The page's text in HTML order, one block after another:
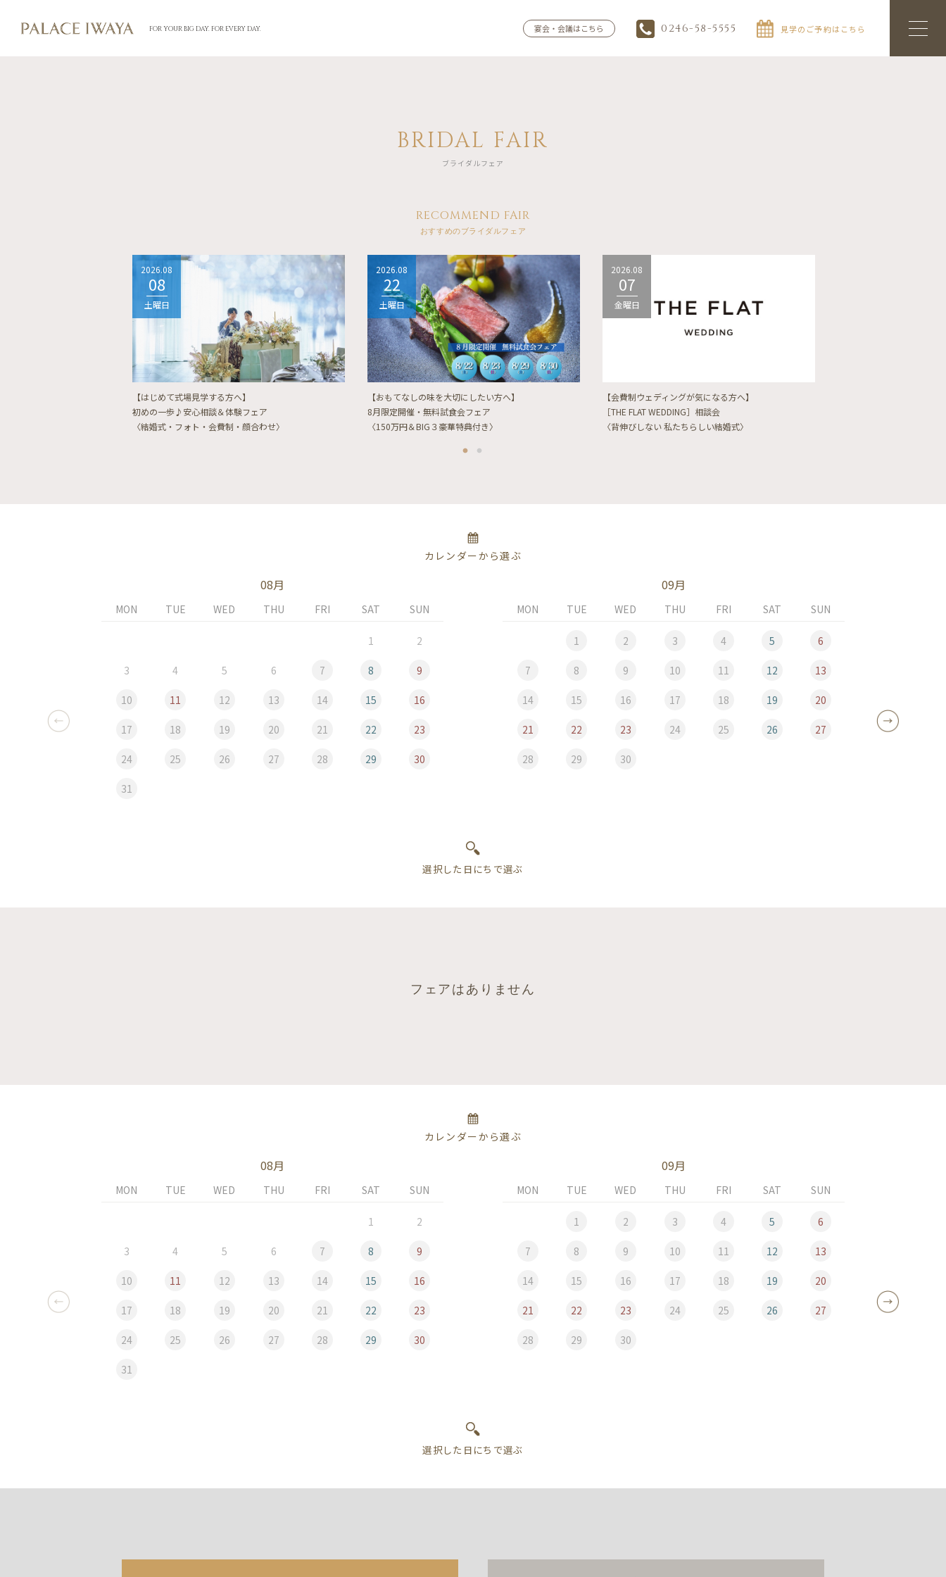
FOR YOUR BIG DAY. FOR EVERY DAY. 宴会・会議はこちら 0246-58-5555 見学のご予約はこちら
BRIDAL FAIR
ブライダルフェア
RECOMMEND FAIR
おすすめのブライダルフェア
2026.08
08
土曜日
【はじめて式場見学する方へ】
初めの一歩♪安心相談＆体験フェア
〈結婚式・フォト・会費制・顔合わせ〉
2026.08
22
土曜日
【おもてなしの味を大切にしたい方へ】
8月限定開催・無料試食会フェア
〈150万円＆BIG３豪華特典付き〉
2026.08
07
金曜日
【会費制ウェディングが気になる方へ】
［THE FLAT WEDDING］相談会
〈背伸びしない 私たちらしい結婚式〉
カレンダーから選ぶ
08月
MON TUE WED THU FRI SAT SUN
1 2
3 4 5 6 7 8 9
10 11 12 13 14 15 16
17 18 19 20 21 22 23
24 25 26 27 28 29 30
31
09月
MON TUE WED THU FRI SAT SUN
1 2 3 4 5 6
7 8 9 10 11 12 13
14 15 16 17 18 19 20
21 22 23 24 25 26 27
28 29 30
フェアはありません
カレンダーから選ぶ
08月
MON TUE WED THU FRI SAT SUN
1 2
3 4 5 6 7 8 9
10 11 12 13 14 15 16
17 18 19 20 21 22 23
24 25 26 27 28 29 30
31
09月
MON TUE WED THU FRI SAT SUN
1 2 3 4 5 6
7 8 9 10 11 12 13
14 15 16 17 18 19 20
21 22 23 24 25 26 27
28 29 30